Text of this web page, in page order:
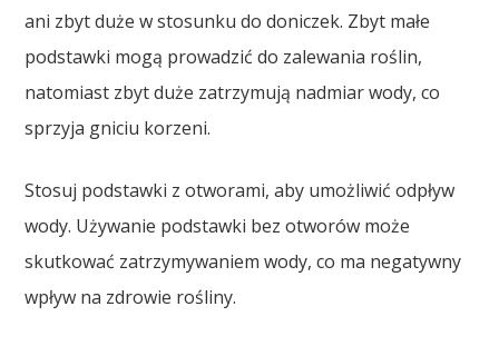
ani zbyt duże w stosunku do doniczek. Zbyt małe
podstawki mogą prowadzić do zalewania roślin,
natomiast zbyt duże zatrzymują nadmiar wody, co
sprzyja gniciu korzeni.
Stosuj podstawki z otworami, aby umożliwić odpływ
wody. Używanie podstawki bez otworów może
skutkować zatrzymywaniem wody, co ma negatywny
wpływ na zdrowie rośliny.